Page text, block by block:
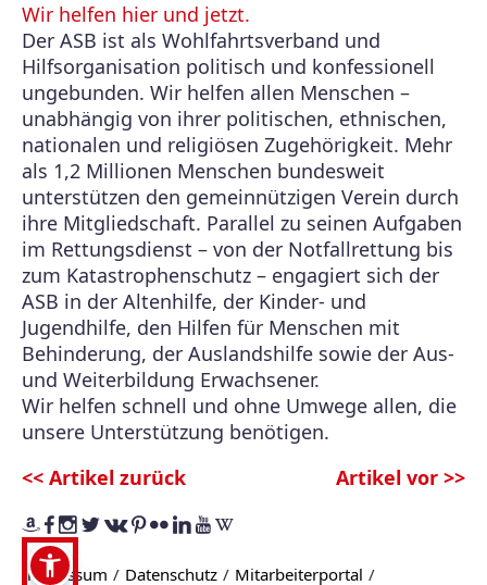
Wir helfen hier und jetzt.
Der ASB ist als Wohlfahrtsverband und
Hilfsorganisation politisch und konfessionell
ungebunden. Wir helfen allen Menschen –
unabhängig von ihrer politischen, ethnischen,
nationalen und religiösen Zugehörigkeit. Mehr
als 1,2 Millionen Menschen bundesweit
unterstützen den gemeinnützigen Verein durch
ihre Mitgliedschaft. Parallel zu seinen Aufgaben
im Rettungsdienst – von der Notfallrettung bis
zum Katastrophenschutz – engagiert sich der
ASB in der Altenhilfe, der Kinder- und
Jugendhilfe, den Hilfen für Menschen mit
Behinderung, der Auslandshilfe sowie der Aus-
und Weiterbildung Erwachsener.
Wir helfen schnell und ohne Umwege allen, die
unsere Unterstützung benötigen.
<< Artikel zurück
Artikel vor >>
Impressum Datenschutz Mitarbeiterportal